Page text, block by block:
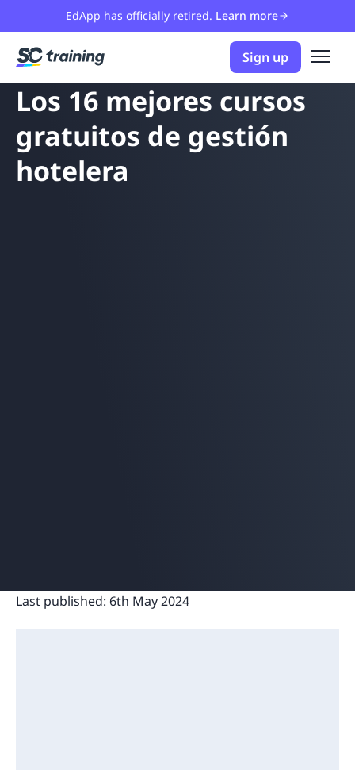
EdApp has officially retired. Learn more
Sign up
Los 16 mejores cursos
gratuitos de gestión
hotelera
Last published: 6th May 2024